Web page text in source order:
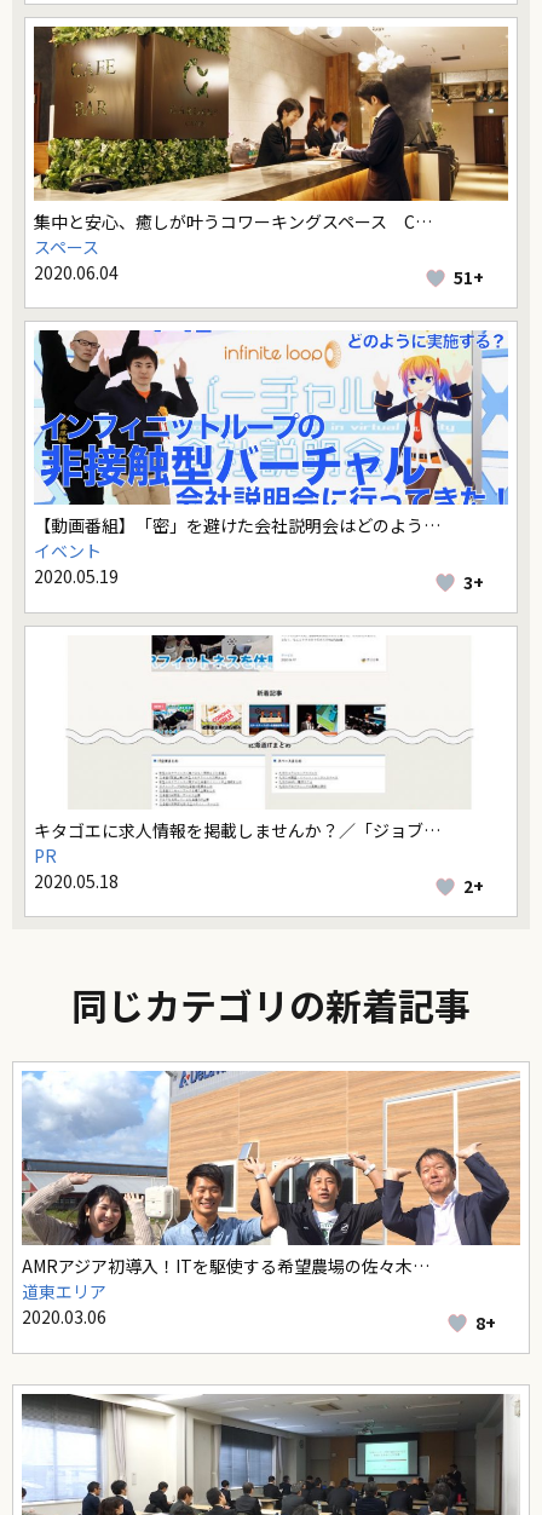
集中と安心、癒しが叶うコワーキングスペース C…
スペース
2020.06.04
51+
【動画番組】「密」を避けた会社説明会はどのよう…
イベント
2020.05.19
3+
キタゴエに求人情報を掲載しませんか？／「ジョブ…
PR
2020.05.18
2+
同じカテゴリの新着記事
AMRアジア初導入！ITを駆使する希望農場の佐々木…
道東エリア
2020.03.06
8+